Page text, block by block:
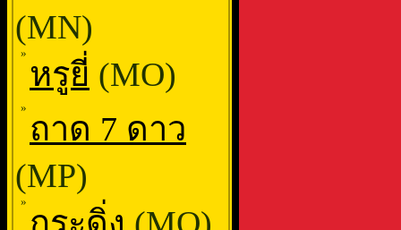
(MN)
»
หรูยี่ (MO)
»
ถาด 7 ดาว
(MP)
»